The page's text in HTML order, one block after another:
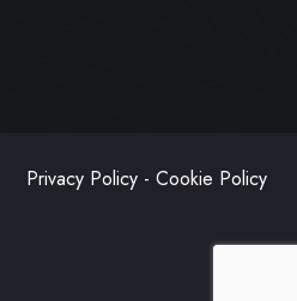
Privacy Policy - Cookie Policy